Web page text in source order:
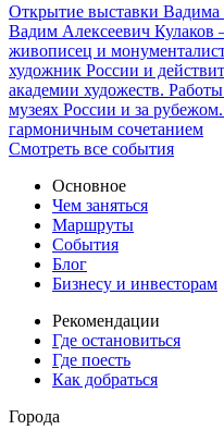
Открытие выставки Вадима
Вадим Алексеевич
живописец и
художник России и
академии художеств.
музеях России и за
гармоничным сочетанием
Смотреть все события
Основное
Чем заняться
Маршруты
События
Блог
Бизнесу и инвесторам
Рекомендации
Где остановиться
Где поесть
Как добраться
Города